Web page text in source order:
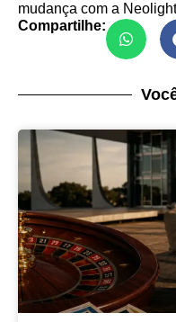
mudança com a
Compartilhe: